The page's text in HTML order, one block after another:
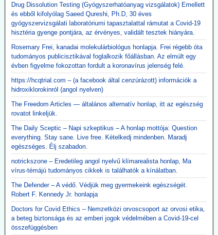
Drug Dissolution Testing (Gyógyszerhatóanyag vizsgálatok) Emellett
és ebből kifolyólag Saeed Qureshi, Ph.D, 30 éves
gyógyszervizsgálati laboratóriumi tapasztalattal rámutat a Covid-19
hisztéria gyenge pontjára, az érvényes, validált tesztek hiányára.
Rosemary Frei, kanadai molekulárbiológus honlapja. Frei régebb óta
tudományos publicisztikával foglalkozik főállásban. Az elmúlt egy
évben figyelme fokozottan fordult a koronavírus jelenség felé.
https://hcqtrial.com – (a facebook által cenzúrázott) információk a
hidroxiklorokinról (angol nyelven)
The Freedom Articles — általános alternatív honlap, itt az egészség
rovatot linkeljük.
The Daily Sceptic – Napi szkeptikus – A honlap mottója: Question
everything. Stay sane. Live free. Kételkedj mindenben. Maradj
egészséges. Élj szabadon.
notrickszone – Eredetileg angol nyelvű klímarealista honlap, Ma
vírus-témájú tudományos cikkek is találhatók a kínálatban.
The Defender – A védő. Védjük meg gyermekeink egészségét.
Robert F. Kennedy Jr. honlapja
Doctors for Covid Ethics – Nemzetközi orvoscsoport az orvosi etika,
a beteg biztonsága és az emberi jogok védelmében a Covid-19-cel
összefüggésben